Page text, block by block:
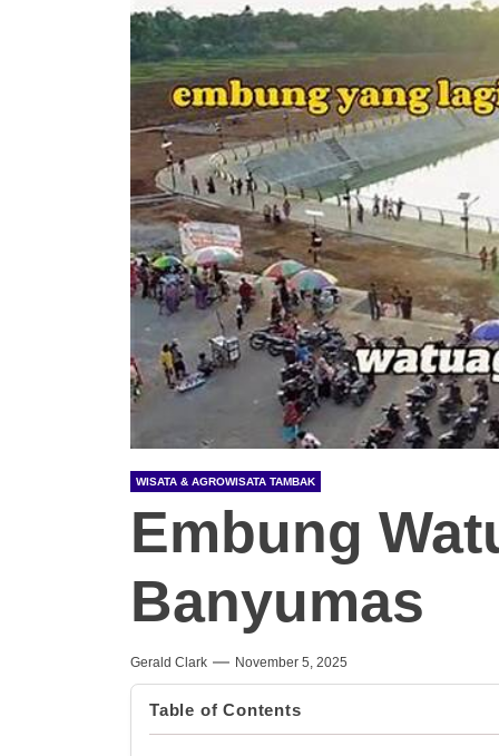
WISATA & AGROWISATA TAMBAK
Embung
Banyumas
Gerald Clark November 5, 2025
Table of Contents